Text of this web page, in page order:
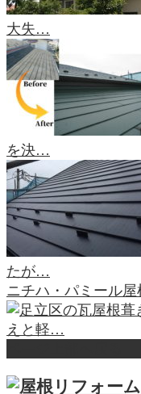
大失…
を決…
たが…
ニチハ・パミール
えと軽…